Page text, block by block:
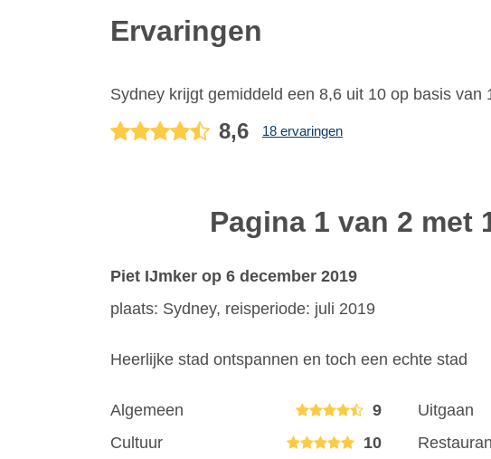
Ervaringen
Sydney krijgt gemiddeld een 8,6 uit 10 op basis van
8,6 18 ervaringen
Pagina 1 van 2 met
Piet IJmker op 6 december 2019
plaats: Sydney, reisperiode: juli 2019
Heerlijke stad ontspannen en toch een echte stad
Algemeen 9 Uitgaan
Cultuur
10